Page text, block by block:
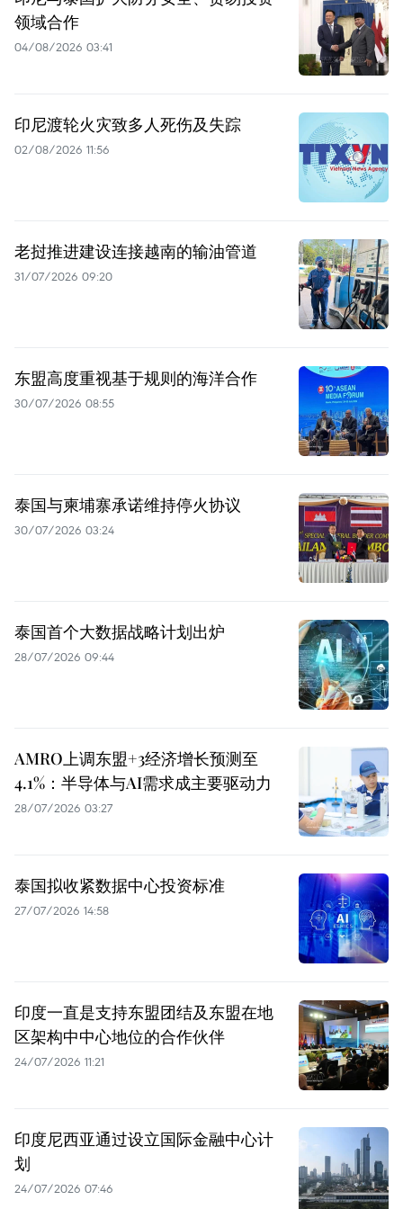
领域合作
04/08/2026 03:41
印尼渡轮火灾致多人死伤及失踪
02/08/2026 11:56
老挝推进建设连接越南的输油管道
31/07/2026 09:20
东盟高度重视基于规则的海洋合作
30/07/2026 08:55
泰国与柬埔寨承诺维持停火协议
30/07/2026 03:24
泰国首个大数据战略计划出炉
28/07/2026 09:44
AMRO上调东盟+3经济增长预测至
4.1%：半导体与AI需求成主要驱动力
28/07/2026 03:27
泰国拟收紧数据中心投资标准
27/07/2026 14:58
印度一直是支持东盟团结及东盟在地
区架构中中心地位的合作伙伴
24/07/2026 11:21
印度尼西亚通过设立国际金融中心计
划
24/07/2026 07:46